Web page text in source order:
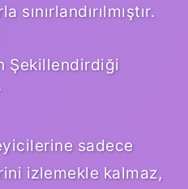
sınırlandırılmıştır.
Şekillendirdiği
sadece
izlemekle kalmaz,